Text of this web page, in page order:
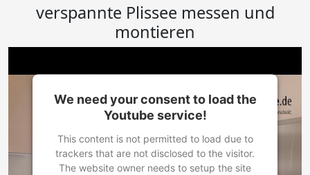
verspannte Plissee messen und
montieren
We need your consent to load the
Youtube service!
This content is not permitted to load due to
trackers that are not disclosed to the visitor.
The website owner needs to setup the site